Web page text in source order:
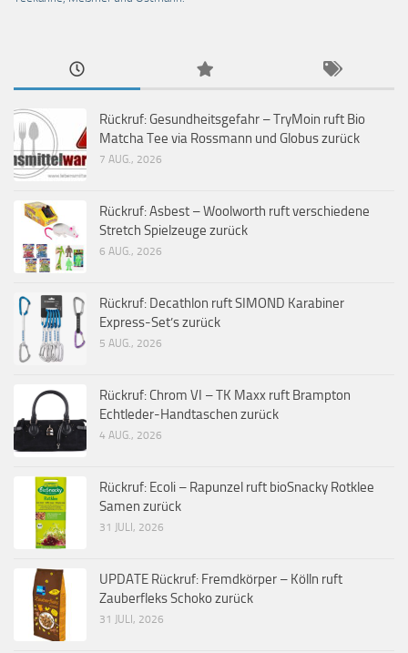
Rückruf: Gesundheitsgefahr – TryMoin ruft Bio
Matcha Tee via Rossmann und Globus zurück
7 AUG., 2026
Rückruf: Asbest – Woolworth ruft verschiedene
Stretch Spielzeuge zurück
6 AUG., 2026
Rückruf: Decathlon ruft SIMOND Karabiner
Express-Set’s zurück
5 AUG., 2026
Rückruf: Chrom VI – TK Maxx ruft Brampton
Echtleder-Handtaschen zurück
4 AUG., 2026
Rückruf: Ecoli – Rapunzel ruft bioSnacky Rotklee
Samen zurück
31 JULI, 2026
UPDATE Rückruf: Fremdkörper – Kölln ruft
Zauberfleks Schoko zurück
31 JULI, 2026